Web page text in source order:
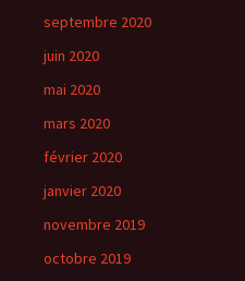
septembre 2020
juin 2020
mai 2020
mars 2020
février 2020
janvier 2020
novembre 2019
octobre 2019